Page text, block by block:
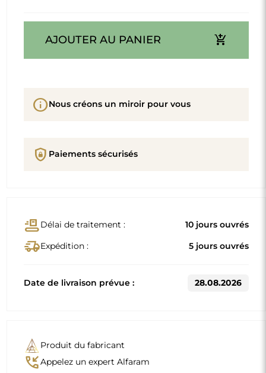
AJOUTER AU PANIER add_shopping_cart
infoNous créons un miroir pour vous
shield_lock Paiements sécurisés
conveyor_beltDélai de traitement : 10 jours ouvrés
delivery_truck_speedExpédition : 5 jours ouvrés
Date de livraison prévue : 28.08.2026
Produit du fabricant
phone_callbackAppelez un expert Alfaram